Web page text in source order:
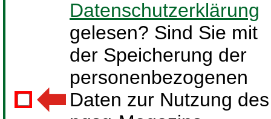
Datenschutzerklärung
gelesen? Sind Sie mit
der Speicherung der
personenbezogenen
Daten zur Nutzung des